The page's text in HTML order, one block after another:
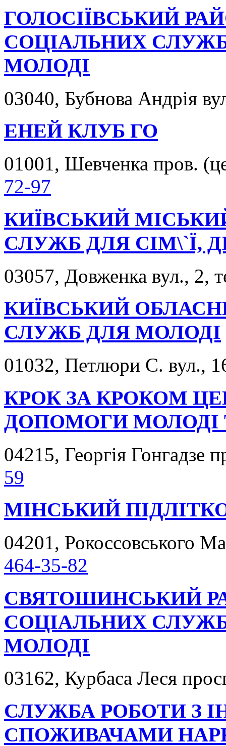
ГОЛОСІЇВСЬКИЙ
СОЦІАЛЬНИХ СЛУЖБ
МОЛОДІ
03040, Бубнова Андрія
ЕНЕЙ КЛУБ ГО
01001, Шевченка пров.
72-97
КИЇВСЬКИЙ
СЛУЖБ ДЛЯ СІМ\`Ї,
03057, Довженка вул., 2,
КИЇВСЬКИЙ
СЛУЖБ ДЛЯ МОЛОДІ
01032, Петлюри С. вул.,
КРОК ЗА КРОКОМ
ДОПОМОГИ МОЛОДІ
04215, Георгія Гонгадзе
59
МІНСЬКИЙ
04201, Рокоссовського
464-35-82
СВЯТОШИНСЬКИЙ
СОЦІАЛЬНИХ СЛУЖБ
МОЛОДІ
03162, Курбаса Леся
СЛУЖБА РОБОТИ З
СПОЖИВАЧАМИ